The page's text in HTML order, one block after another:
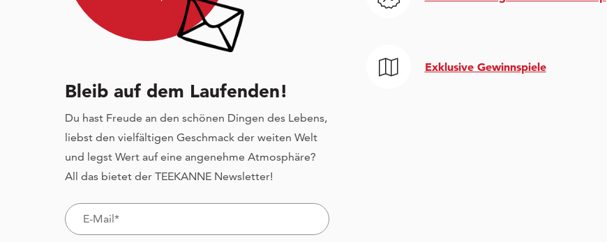
Bleib auf dem Laufenden!
Du hast Freude an den schönen Dingen des Lebens,
liebst den vielfältigen Geschmack der weiten Welt
und legst Wert auf eine angenehme Atmosphäre?
All das bietet der TEEKANNE Newsletter!
Exklusive Gewinnspiele